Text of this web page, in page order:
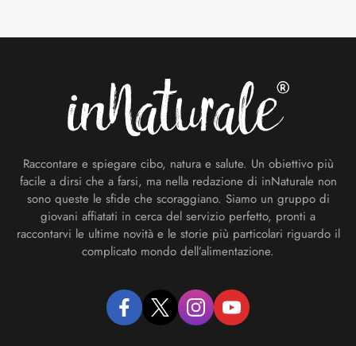
Raccontare e spiegare cibo, natura e salute. Un obiettivo più
facile a dirsi che a farsi, ma nella redazione di inNaturale non
sono queste le sfide che scoraggiano. Siamo un gruppo di
giovani affiatati in cerca del servizio perfetto, pronti a
raccontarvi le ultime novità e le storie più particolari riguardo il
complicato mondo dell’alimentazione.
facebooktwitter instagramyoutube